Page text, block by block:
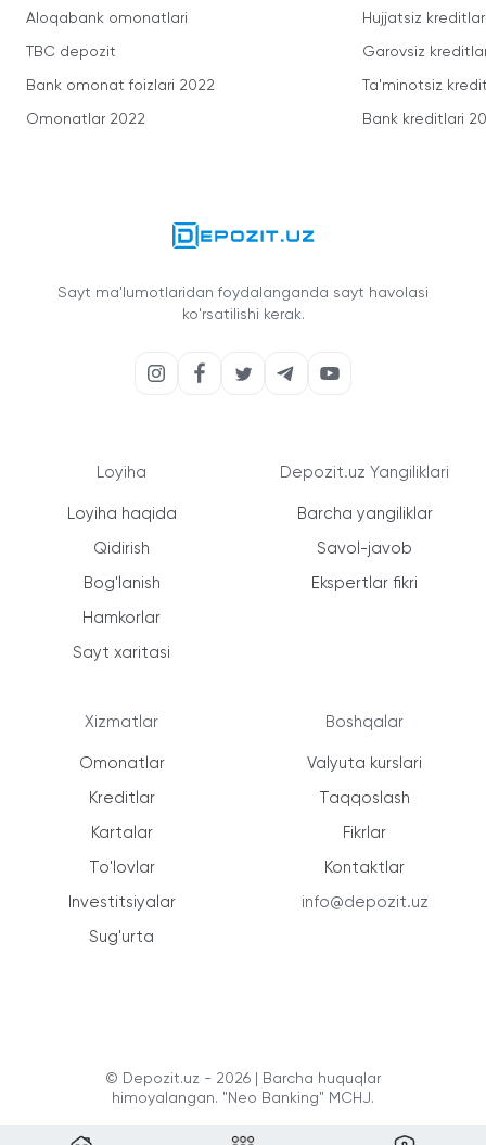
Aloqabank omonatlari
TBC depozit
Bank omonat foizlari 2022
Omonatlar 2022
Hujjatsiz kreditlar
Garovsiz
Ta'minotsiz
Bank kreditlari
Sayt ma'lumotlaridan foydalanganda sayt havolasi
ko'rsatilishi kerak.
Loyiha
Loyiha haqida
Qidirish
Bog'lanish
Hamkorlar
Sayt xaritasi
Xizmatlar
Omonatlar
Kreditlar
Kartalar
To'lovlar
Investitsiyalar
Sug'urta
Depozit.uz Yangiliklari
Barcha yangiliklar
Savol-javob
Ekspertlar fikri
Boshqalar
Valyuta kurslari
Taqqoslash
Fikrlar
Kontaktlar
info@depozit.uz
© Depozit.uz - 2026 | Barcha huquqlar
himoyalangan. "Neo Banking" MCHJ.